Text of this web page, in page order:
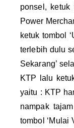
ponsel, ketuk
Power
ketuk tombol
terlebih dulu
Sekarang’
KTP lalu
yaitu : KTP
nampak
tombol ‘Mulai